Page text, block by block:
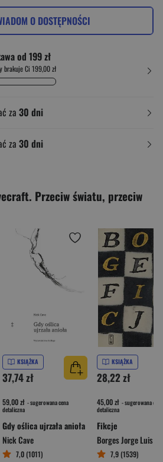
O DOSTĘPNOŚCI
od 199 zł
brakuje Ci 199,00 zł
za 30 dni
za 30 dni
Przeciw światu, przeciw
KSIĄŻKA
37,74 zł
59,00 zł - sugerowana cena
detaliczna
Gdy oślica ujrzała anioła
Nick Cave
7,0 (1011)
KSIĄŻKA
28,22 zł
45,00 zł - sugerowana cena
detaliczna
Fikcje
Borges Jorge Luis
7,9 (1539)